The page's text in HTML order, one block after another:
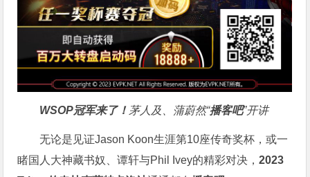
WSOP冠军来了！ 茅人及、蒲蔚然“播客吧”开讲
无论是见证Jason Koon生涯第10座传奇奖杯，或一
睹国人大神藏书奴、谭轩与Phil Ivey的精彩对决，2023